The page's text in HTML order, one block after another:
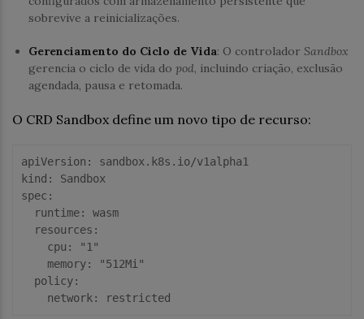
sobrevive a reinicializações.
Gerenciamento do Ciclo de Vida: O controlador Sandbox
gerencia o ciclo de vida do pod, incluindo criação, exclusão
agendada, pausa e retomada.
O CRD Sandbox define um novo tipo de recurso:
apiVersion: sandbox.k8s.io/v1alpha1
kind: Sandbox
spec:
    network: restricted